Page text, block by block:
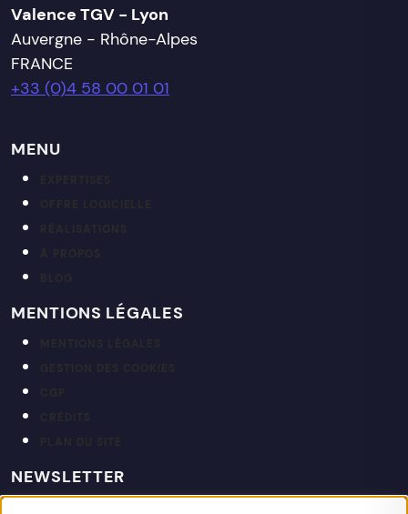
Valence TGV - Lyon
Auvergne - Rhône-Alpes
FRANCE
+33 (0)4 58 00 01 01
MENU
MENTIONS LÉGALES
NEWSLETTER
Restez informé de nos actualités et projets.